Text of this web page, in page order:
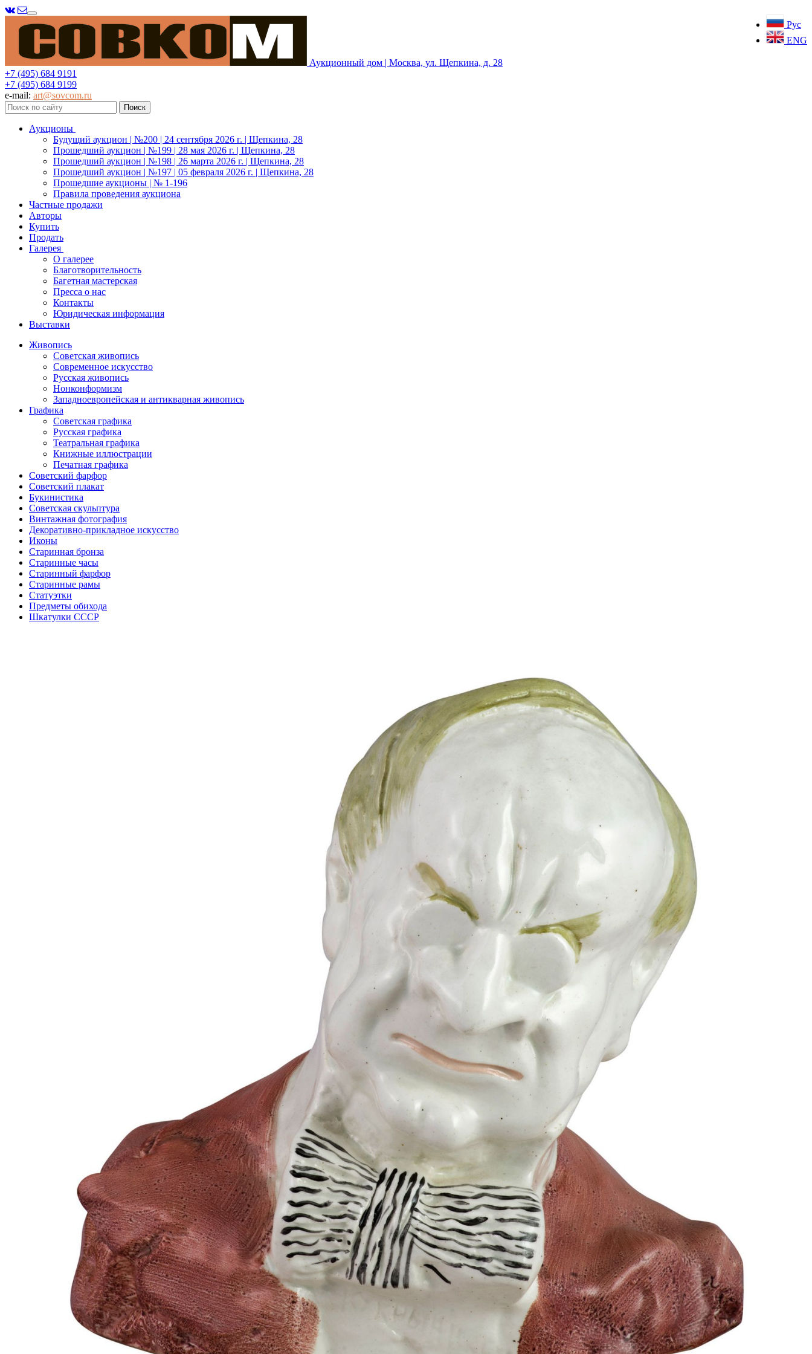
Рус
ENG
Меню
Аукционный дом | Москва, ул. Щепкина, д. 28
+7 (495) 684 9191
+7 (495) 684 9199
e-mail: art@sovcom.ru
Аукционы
Будущий аукцион | №200 | 24 сентября 2026 г. | Щепкина, 28
Прошедший аукцион | №199 | 28 мая 2026 г. | Щепкина, 28
Прошедший аукцион | №198 | 26 марта 2026 г. | Щепкина, 28
Прошедший аукцион | №197 | 05 февраля 2026 г. | Щепкина, 28
Прошедшие аукционы | № 1-196
Правила проведения аукциона
Частные продажи
Авторы
Купить
Продать
Галерея
О галерее
Благотворительность
Багетная мастерская
Пресса о нас
Контакты
Юридическая информация
Выставки
Живопись
Советская живопись
Современное искусство
Русская живопись
Нонконформизм
Западноевропейская и антикварная живопись
Графика
Советская графика
Русская графика
Театральная графика
Книжные иллюстрации
Печатная графика
Советский фарфор
Советский плакат
Букинистика
Советская скульптура
Винтажная фотография
Декоративно-прикладное искусство
Иконы
Старинная бронза
Старинные часы
Старинный фарфор
Старинные рамы
Статуэтки
Предметы обихода
Шкатулки СССР